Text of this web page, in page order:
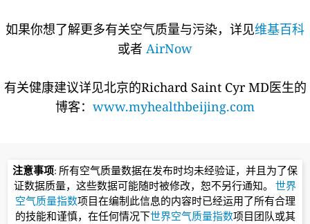
如果你想了解更多有关空气质量与污染，详见维基百科
或者 AirNow
有关健康建议详见北京的Richard Saint Cyr MD医生的
博客： www.myhealthbeijing.com
注意事项: 所有空气质量数据在发布时均未经验证，并且为了保
证数据质量，这些数据可能随时被修改，恕不另行通知。 世界
空气质量指数项目在编制此信息的内容时已经运用了所有合理
的技能和谨慎，在任何情况下世界空气质量指数项目团队或其